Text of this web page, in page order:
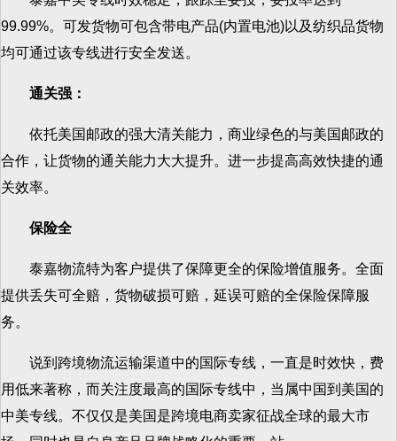
99.99%。可发货物可包含带电产品(内置电池)以及纺织品货物
均可通过该专线进行安全发送。
通关强：
依托美国邮政的强大清关能力，商业绿色的与美国邮政的
合作，让货物的通关能力大大提升。进一步提高高效快捷的通
关效率。
保险全
泰嘉物流特为客户提供了保障更全的保险增值服务。全面
提供丢失可全赔，货物破损可赔，延误可赔的全保险保障服
务。
说到跨境物流运输渠道中的国际专线，一直是时效快，费
用低来著称，而关注度最高的国际专线中，当属中国到美国的
中美专线。不仅仅是美国是跨境电商卖家征战全球的最大市